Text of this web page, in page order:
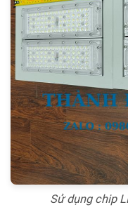
Sử dụng chip